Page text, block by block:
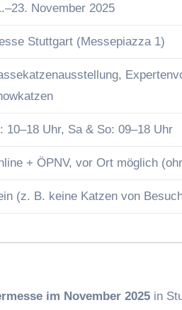
November 2025
Stuttgart (Messepiazza 1)
10–18 Uhr, Sa & So: 09–18 Uhr
+ ÖPNV, vor Ort möglich
(z. B. keine Katzen von
im November 2025 in